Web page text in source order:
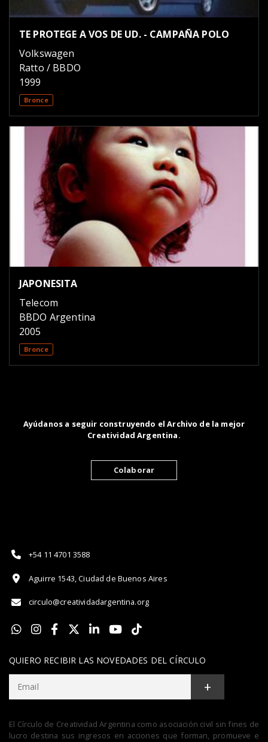
TE PROTEGE A VOS DE UD. - CAMPAÑA POLO
Volkswagen
Ratto / BBDO
1999
Bronce
JAPONESITA
Telecom
BBDO Argentina
2005
Bronce
Ayúdanos a seguir construyendo el Archivo de la mejor
Creatividad Argentina.
Colaborar
+54 11 4701 3588
Aguirre 1543, Ciudad de Buenos Aires
circulo@creatividadargentina.org
QUIERO RECIBIR LAS NOVEDADES DEL CÍRCULO
+
El Círculo de Creatividad Argentina como asociación civil sin fines de
lucro destina sus ingresos en acciones que forman, promueve e